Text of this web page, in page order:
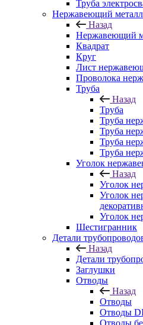
Труба
Нержавеющий
Назад
Нержавеющий
Квадрат
Круг
Лист
Проволока
Труба
Назад
Труба
Труба
Труба
Труба
Труба
Уголок
Назад
Уголок
Уголок
Уголок
Шестигранник
Детали
Назад
Детали
Заглушки
Отводы
Назад
Отводы
Отводы
Отводы